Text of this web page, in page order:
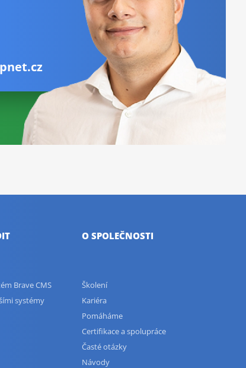
Brave CMS
systémy
O SPOLEČNOSTI
Školení
Kariéra
Pomáháme
Certifikace a spolupráce
Časté otázky
Návody